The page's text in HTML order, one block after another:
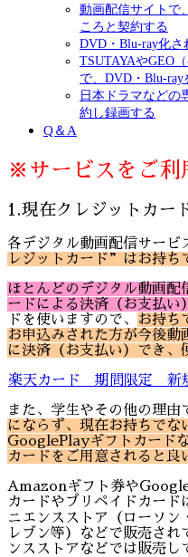
動画配信サイトで
ころと契約する
DVD・Blu-ray化
TSUTAYAやGEO
で、DVD・Blu-ray
日本ドラマなどの
約し録画する
Q＆A
※サービスをご利
1.現在クレジットカー
各デジタル動画配信サービ
レジットカード”はお持ち
ほとんどのデジタル動画
ードによる決済（お支払い
ドを使いますので、
お持ち
お申込みされた方が今後動
に決済（お支払い）でき、
楽天カード 期間限定 新
また、学生やその他の理由
にならず、現在お持ちで
GooglePlayギフトカード
カードをご用意されると良
Amazonギフト券や
カードやプリペイドカー
ニエンスストア（ローソン
レブン等）などで販売さ
ンスストアなどでは販売し